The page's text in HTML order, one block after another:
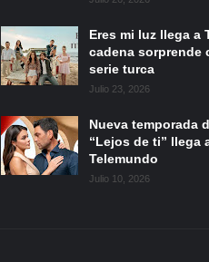
Eres mi luz llega a
cadena sorprende
serie turca
Julio 23, 2026
Nueva temporada
“Lejos de ti” llega
Telemundo
Julio 10, 2026